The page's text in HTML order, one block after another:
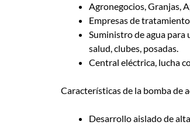
Agronegocios, Granjas,
Empresas de
Suministro de agua para
salud, clubes, posadas.
Central eléctrica, lucha
Características de la bomba de
Desarrollo aislado de